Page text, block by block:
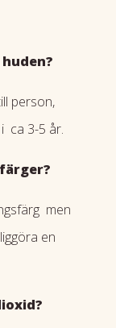
person,
ca 3-5 år.
?
men
en